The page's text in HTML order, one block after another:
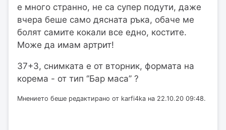
е много странно, не са супер подути, даже
вчера беше само дясната ръка, обаче ме
болят самите кокали все едно, костите.
Може да имам артрит!
37+3, снимката е от вторник, формата на
корема - от тип ‘’Бар маса’’ ?
Мнението беше редактирано от karfi4ka на 22.10.20 09:48.